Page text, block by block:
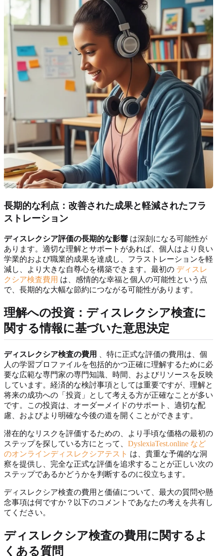
長期的な利点：改善された成果と軽減されたフラ
ストレーション
ディスレクシア評価の長期的な影響 は深刻になる可能性が
あります。適切な理解とサポートがあれば、個人はより良い
学業的および職業的成果を達成し、フラストレーションを軽
減し、より大きな自尊心を構築できます。最初の ディスレ
クシア検査費用 は、感情的な幸福と個人の可能性という点
で、長期的な大幅な節約につながる可能性があります。
理解への投資：ディスレクシア検査に
関する情報に基づいた意思決定
ディスレクシア検査の費用
、特に正式な評価の費用は、個
人の学習プロファイルを包括的かつ正確に理解するために必
要な広範な専門家の専門知識、時間、およびリソースを反映
しています。経済的な検討事項としては重要ですが、理解と
将来の成功への「投資」として考える方が正確なことが多い
です。この投資は、オーダーメイドのサポート、適切な配
慮、およびより明確な今後の道を開くことができます。
潜在的なリスクを評価するための、より手頃な価格の最初の
ステップを探している方にとって、 DyslexiaTest.online など
のオンラインディスレクシアテスト は、貴重な予備的な洞
察を提供し、完全な正式な評価を追求することが正しい次の
ステップであるかどうかを判断するのに役立ちます。
ディスレクシア検査の費用と価値について、最大の質問や懸
念事項は何ですか？以下のコメントであなたの考えを共有し
てください。
ディスレクシア検査の費用に関するよ
くある質問